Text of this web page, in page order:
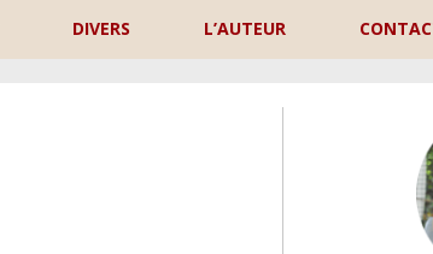
DIVERS L’AUTEUR